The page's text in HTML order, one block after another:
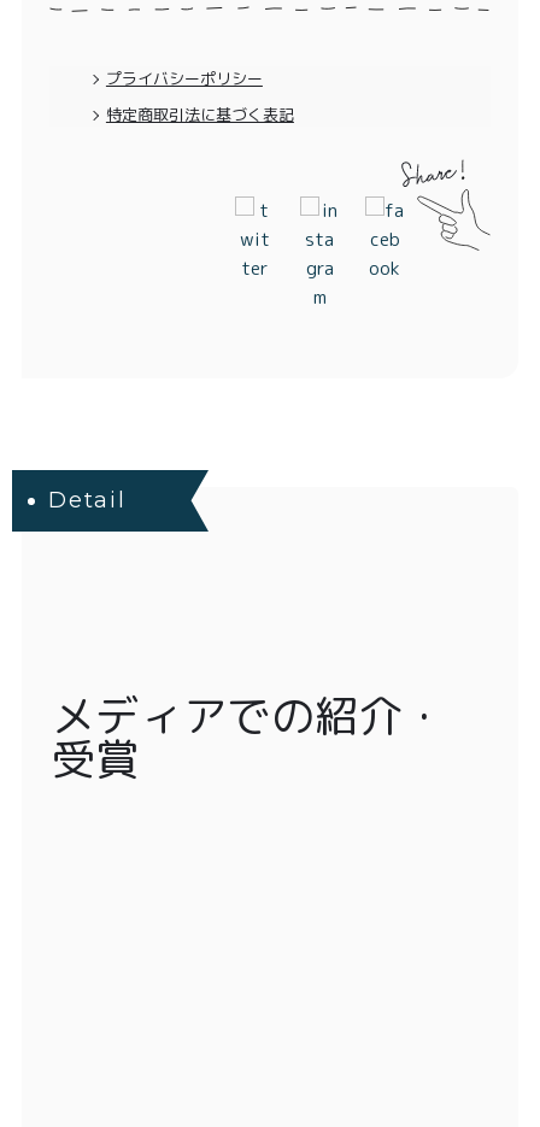
プライバシーポリシー
特定商取引法に基づく表記
Detail
メディアでの紹介・
受賞